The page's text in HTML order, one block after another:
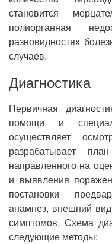
становится
полиорганная
разновидностях
случаев.
Диагностика
Первичная
помощи и
осуществляет
разрабатывает
направленного на
и выявления
постановки
анамнез, внешний
симптомов. Схема
следующие методы: